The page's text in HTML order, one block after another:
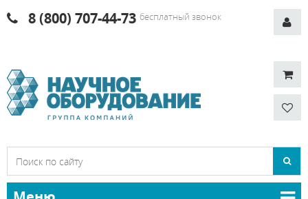
8 (800) 707-44-73 бесплатный звонок